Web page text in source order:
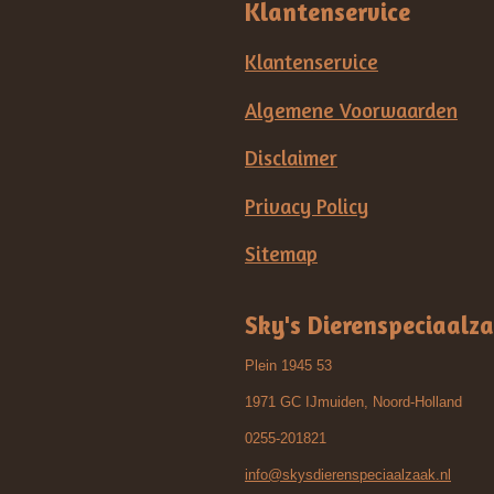
Klantenservice
Klantenservice
Algemene Voorwaarden
Disclaimer
Privacy Policy
Sitemap
Sky's
Plein 1945 53
1971 GC IJmuiden, Noord-Holland
0255-201821
info@skysdierenspeciaalzaak.nl